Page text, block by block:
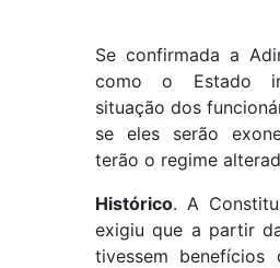
Se confirmada a
como o Estado
situação dos
se eles serão
terão o regime
Histórico. A
exigiu que a partir
tivessem benefícios